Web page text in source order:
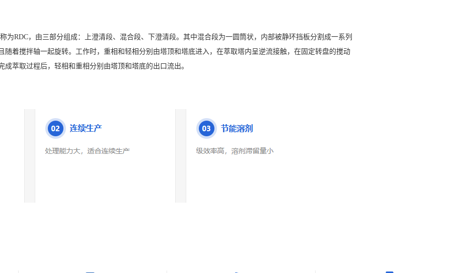
为RDC，由三部分组成：上澄清段、混合段、下澄清段。其中混合段为一圆筒状，内部被静环挡板分割成一系列
随着搅拌轴一起旋转。工作时，重相和轻相分别由塔顶和塔底进入，在萃取塔内呈逆流接触，在固定转盘的搅动
萃取过程后，轻相和重相分别由塔顶和塔底的出口流出。